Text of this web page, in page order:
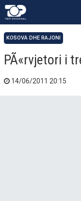
KOSOVA DHE RAJONI
PÃ«rvjetori i
14/06/2011 20:15